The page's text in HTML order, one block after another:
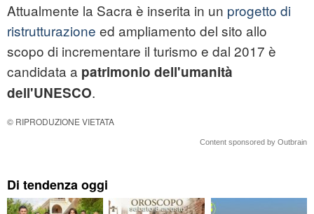
Attualmente la Sacra è inserita in un progetto di
ristrutturazione ed ampliamento del sito allo
scopo di incrementare il turismo e dal 2017 è
candidata a patrimonio dell'umanità
dell'UNESCO.
© RIPRODUZIONE VIETATA
Content sponsored by Outbrain
Di tendenza oggi